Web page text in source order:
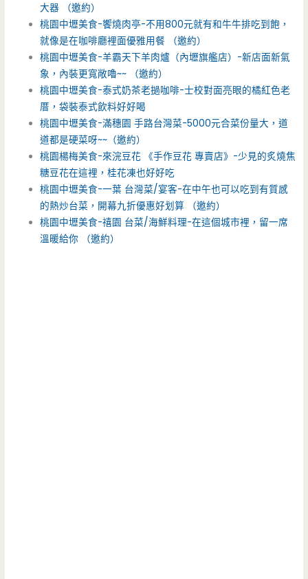
大器 （邀約）
桃園中壢美食-饗燒肉亭-不用800元就有和牛牛排吃到飽，
就像是在咖啡廳裡面優雅用餐 （邀約）
桃園中壢美食-羊霸天下羊肉爐（內壢旗艦店）-新店面新氣
象，內裝更寬敞嚕~~ （邀約）
桃園中壢美食-泰式奶茶老撾咖啡-士校對面亮眼的橘紅色老
厝，袋裝泰式飲料好好喝
桃園中壢美食-滿穗園 手路台灣菜-5000元合菜份量大，道
道都是硬菜呀~~（邀約）
桃園楊梅美食-來浣豆花 《手作豆花 專賣店》-少見的炙燒焦
糖豆花在這裡，桂花凍也好好吃
桃園中壢美食-一葉 台灣菜/宴客-在中午也可以吃到有質感
的熱炒台菜，開幕九折優惠好划算 （邀約）
桃園中壢美食-禧園 台菜/海鮮料理-在這個城市裡，留一席
溫暖給你 （邀約）